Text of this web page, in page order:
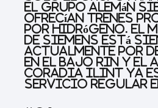
el grupo alemán
ofrecían trenes
por hidrógeno. El
de Siemens está
actualmente por
en el Bajo Rin y el
Coradia iLint ya
servicio regular